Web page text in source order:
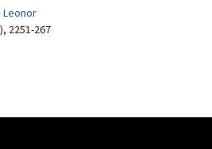
Leonor
2251-267